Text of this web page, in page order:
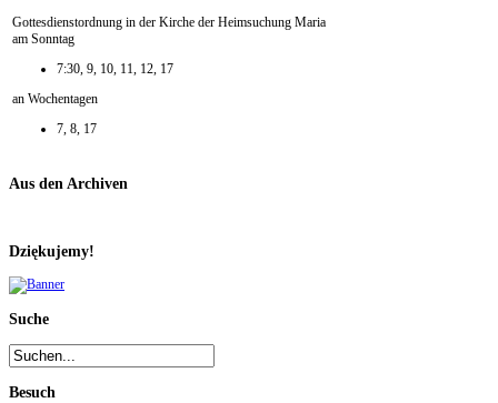
Gottesdienstordnung in der Kirche der Heimsuchung Maria
am Sonntag
7:30, 9, 10, 11, 12, 17
an Wochentagen
7, 8, 17
Aus den Archiven
Dziękujemy!
Suche
Besuch